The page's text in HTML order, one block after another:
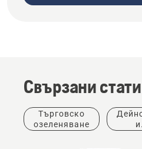
Свързани
Търговско
озеленяване
и
Електрическа